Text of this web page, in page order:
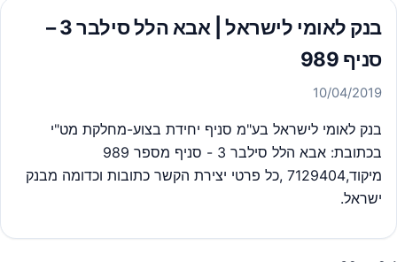
בנק לאומי לישראל | אבא הלל סילבר 3 –
סניף 989
10/04/2019
בנק לאומי לישראל בע"מ סניף יחידת בצוע-מחלקת מט"י
בכתובת: אבא הלל סילבר 3 - סניף מספר 989
מיקוד,7129404 ,כל פרטי יצירת הקשר כתובות וכדומה מבנק
ישראל.